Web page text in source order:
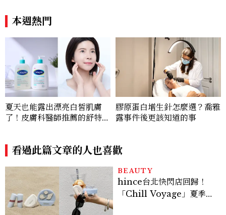
低調千金？
本週熱門
夏天也能露出漂亮白皙肌膚
了！皮膚科醫師推薦的舒特膚
五大肌膚敏弱問題！
膠原蛋白增生針怎麼選？喬雅
露事件後更該知道的事
看過此篇文章的人也喜歡
BEAUTY
hince台北快閃店回歸！
「Chill Voyage」夏季限